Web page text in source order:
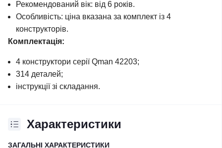
Рекомендований вік: від 6 років.
Особливість: ціна вказана за комплект із 4
конструкторів.
Комплектація:
4 конструктори серії Qman 42203;
314 деталей;
інструкції зі складання.
Характеристики
ЗАГАЛЬНІ ХАРАКТЕРИСТИКИ